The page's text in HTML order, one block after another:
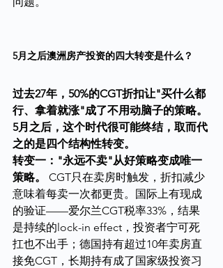
5月之后澳洲房产投资的四大转变是什么？
过去27年，50%的CGT折扣让"买什么都
行、拿着就涨"成了不用动脑子的策略。
5月之后，这个时代很可能终结，取而代
之的是四个结构性转变。
转变一："永远不卖"从好策略变成唯一
策略。
CGT只在卖房时触发，折扣减少
意味着每卖一次都更贵。国际上有现成
的验证——爱尔兰CGT税率33%，结果
是持续的lock-in effect，投资者宁可死
扛也不出手；德国持有超过10年卖房直
接免CGT，长期持有成了国家级投资习